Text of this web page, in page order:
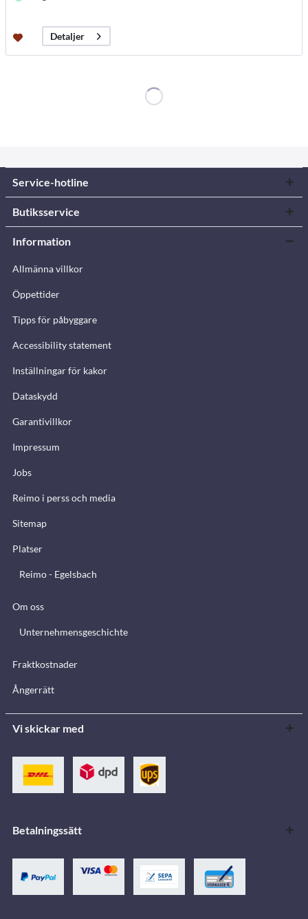
Detaljer
Service-hotline
Butiksservice
Information
Allmänna villkor
Öppettider
Tipps för påbyggare
Accessibility statement
Inställningar för kakor
Dataskydd
Garantivillkor
Impressum
Jobs
Reimo i perss och media
Sitemap
Platser
Reimo - Egelsbach
Om oss
Unternehmensgeschichte
Fraktkostnader
Ångerrätt
Vi skickar med
Betalningssätt